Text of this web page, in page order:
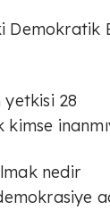
Demokratik
yetkisi 28
nedir